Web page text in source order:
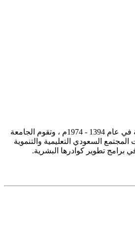
تأسست جامعة الإمام محمد بن سعود الإسلامية ممثلة في كلية الشريعة في سنة 1373هـ 1953م، وتطورت منذ ذلك الحين بصورة جذرية حتى أصبحت جامعة في عام 1394 - 1974م ، وتقوم الجامعة
السعودي التعليمية والتنموية
برامج تطوير كوادرها البشرية.